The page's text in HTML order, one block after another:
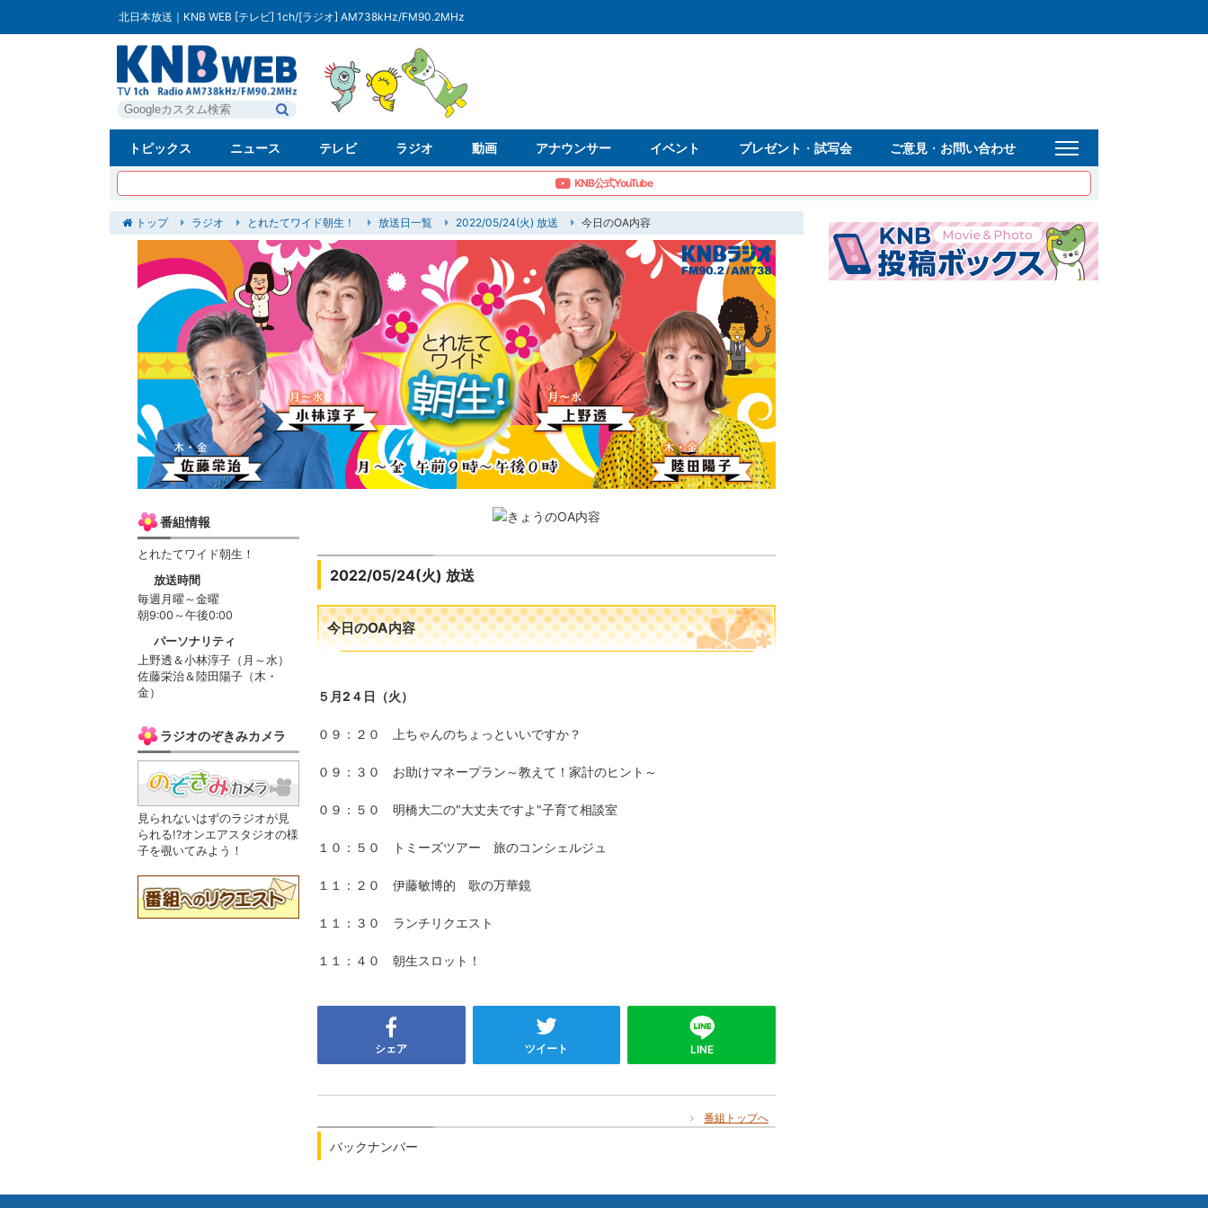
北日本放送｜KNB WEB [テレビ] 1ch/[ラジオ] AM738kHz/FM90.2MHz
トピックス ニュース テレビ ラジオ 動画 アナウンサー イベント プレゼント ・ 試写会 ご意見 ・ お問い合わせ
KNB公式YouTube
トップ ラジオ とれたてワイド朝生！ 放送日一覧 2022/05/24(火) 放送 今日のOA内容
2022/05/24(火) 放送
今日のOA内容
５月2４日（火）
０９：２０ 上ちゃんのちょっといいですか？
０９：３０ お助けマネープラン～教えて！家計のヒント～
０９：５０ 明橋大二の"大丈夫ですよ"子育て相談室
１０：５０ トミーズツアー 旅のコンシェルジュ
１１：２０ 伊藤敏博的 歌の万華鏡
１１：３０ ランチリクエスト
１１：４０ 朝生スロット！
シェア ツイート LINE
番組トップへ
バックナンバー
番組情報
とれたてワイド朝生！
放送時間
毎週月曜～金曜
朝9:00～午後0:00
パーソナリティ
上野透＆小林淳子（月～水）
佐藤栄治＆陸田陽子（木・
金）
ラジオのぞきみカメラ
見られないはずのラジオが見
られる!?オンエアスタジオの様
子を覗いてみよう！